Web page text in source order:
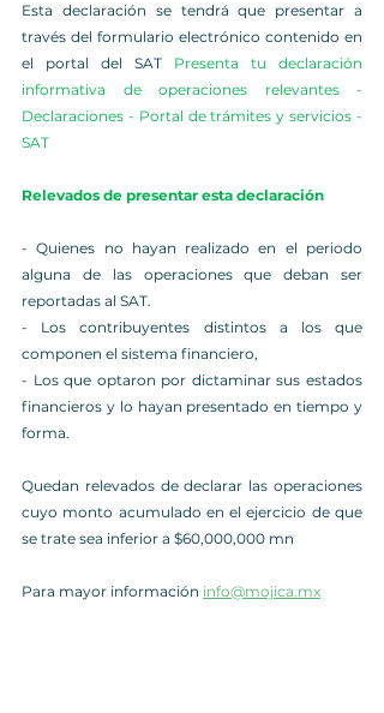
Esta declaración se tendrá que presentar a
través del formulario electrónico contenido en
el portal del SAT Presenta tu declaración
informativa de operaciones relevantes -
Declaraciones - Portal de trámites y servicios -
SAT
Relevados de presentar esta declaración
- Quienes no hayan realizado en el periodo
alguna de las operaciones que deban ser
reportadas al SAT.
- Los contribuyentes distintos a los que
componen el sistema financiero,
- Los que optaron por dictaminar sus estados
financieros y lo hayan presentado en tiempo y
forma.
Quedan relevados de declarar las operaciones
cuyo monto acumulado en el ejercicio de que
se trate sea inferior a $60,000,000 mn
Para mayor información info@mojica.mx